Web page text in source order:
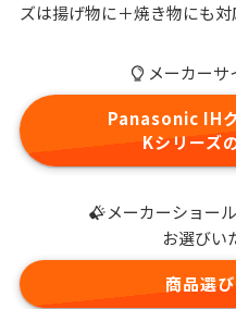
ズは揚げ物に＋焼き物にも対
メーカーサ
Panasonic IH
Kシリーズ
メーカーショー
お選びい
商品選